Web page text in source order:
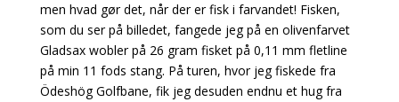
men hvad gør det, når der er fisk i farvandet! Fisken,
som du ser på billedet, fangede jeg på en olivenfarvet
Gladsax wobler på 26 gram fisket på 0,11 mm fletline
på min 11 fods stang. På turen, hvor jeg fiskede fra
Ödeshög Golfbane, fik jeg desuden endnu et hug fra